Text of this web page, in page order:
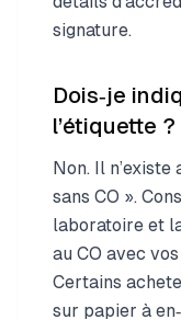
signature.
Dois‑je
l’étiquette ?
Non. Il n’existe
sans CO ».
laboratoire et
au CO avec
Certains
sur papier à